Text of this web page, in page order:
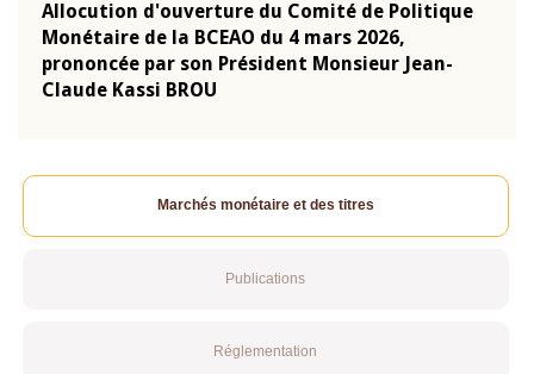
Allocution d'ouverture du Comité de Politique
Monétaire de la BCEAO du 4 mars 2026,
prononcée par son Président Monsieur Jean-
Claude Kassi BROU
Marchés monétaire et des titres
Publications
Réglementation